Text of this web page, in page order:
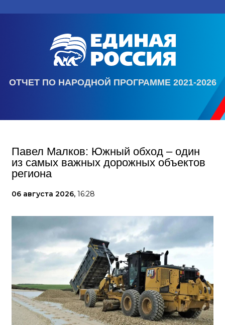
ОТЧЕТ ПО НАРОДНОЙ ПРОГРАММЕ 2021-2026
Павел Малков: Южный обход – один
из самых важных дорожных объектов
региона
06 августа 2026, 16:28